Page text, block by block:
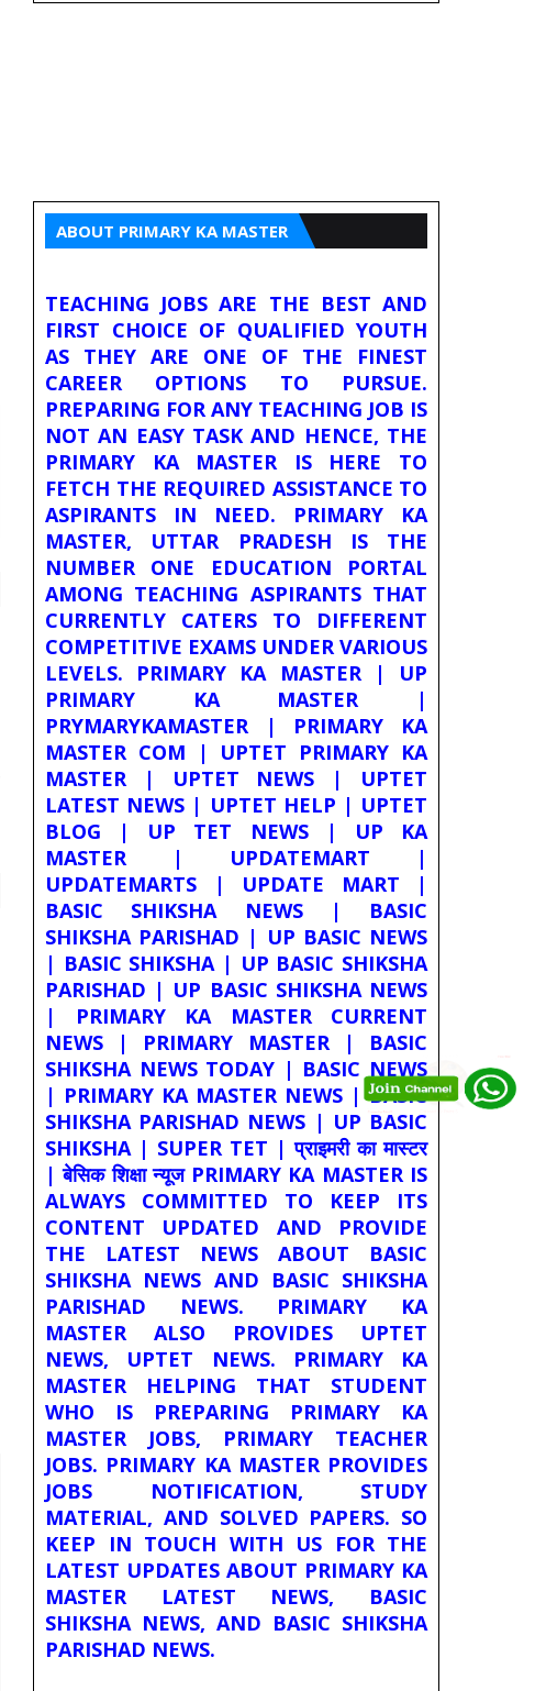
ABOUT PRIMARY KA MASTER
TEACHING JOBS ARE THE BEST AND
FIRST CHOICE OF QUALIFIED YOUTH
AS THEY ARE ONE OF THE FINEST
CAREER OPTIONS TO PURSUE.
PREPARING FOR ANY TEACHING JOB IS
NOT AN EASY TASK AND HENCE, THE
PRIMARY KA MASTER IS HERE TO
FETCH THE REQUIRED ASSISTANCE TO
ASPIRANTS IN NEED. PRIMARY KA
MASTER, UTTAR PRADESH IS THE
NUMBER ONE EDUCATION PORTAL
AMONG TEACHING ASPIRANTS THAT
CURRENTLY CATERS TO DIFFERENT
COMPETITIVE EXAMS UNDER VARIOUS
LEVELS. PRIMARY KA MASTER | UP
PRIMARY KA MASTER |
PRYMARYKAMASTER | PRIMARY KA
MASTER COM | UPTET PRIMARY KA
MASTER | UPTET NEWS | UPTET
LATEST NEWS | UPTET HELP | UPTET
BLOG | UP TET NEWS | UP KA
MASTER | UPDATEMART |
UPDATEMARTS | UPDATE MART |
BASIC SHIKSHA NEWS | BASIC
SHIKSHA PARISHAD | UP BASIC NEWS
| BASIC SHIKSHA | UP BASIC SHIKSHA
PARISHAD | UP BASIC SHIKSHA NEWS
| PRIMARY KA MASTER CURRENT
NEWS | PRIMARY MASTER | BASIC
SHIKSHA NEWS TODAY | BASIC NEWS
| PRIMARY KA MASTER NEWS | BASIC
SHIKSHA PARISHAD NEWS | UP BASIC
SHIKSHA | SUPER TET | प्राइमरी का मास्टर
| बेसिक शिक्षा न्यूज PRIMARY KA MASTER IS
ALWAYS COMMITTED TO KEEP ITS
CONTENT UPDATED AND PROVIDE
THE LATEST NEWS ABOUT BASIC
SHIKSHA NEWS AND BASIC SHIKSHA
PARISHAD NEWS. PRIMARY KA
MASTER ALSO PROVIDES UPTET
NEWS, UPTET NEWS. PRIMARY KA
MASTER HELPING THAT STUDENT
WHO IS PREPARING PRIMARY KA
MASTER JOBS, PRIMARY TEACHER
JOBS. PRIMARY KA MASTER PROVIDES
JOBS NOTIFICATION, STUDY
MATERIAL, AND SOLVED PAPERS. SO
KEEP IN TOUCH WITH US FOR THE
LATEST UPDATES ABOUT PRIMARY KA
MASTER LATEST NEWS, BASIC
SHIKSHA NEWS, AND BASIC SHIKSHA
PARISHAD NEWS.